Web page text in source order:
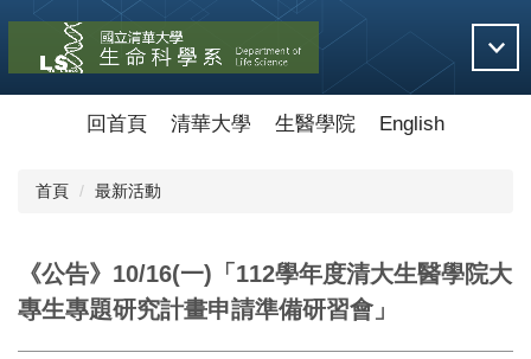
要
回首頁 清華大學 生醫學院 English
首頁 最新活動
《公告》10/16(一)「112學年度清大生醫學院大
專生專題研究計畫申請準備研習會」